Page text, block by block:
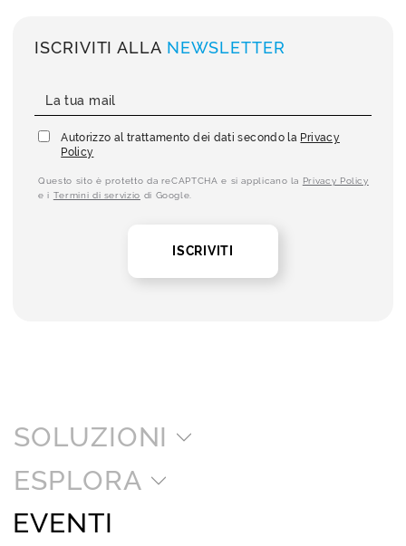
ISCRIVITI ALLA NEWSLETTER
Autorizzo al trattamento dei dati secondo la Privacy
Policy
Questo sito è protetto da reCAPTCHA e si applicano la Privacy Policy
e i Termini di servizio di Google.
ISCRIVITI
SOLUZIONI
ESPLORA
EVENTI